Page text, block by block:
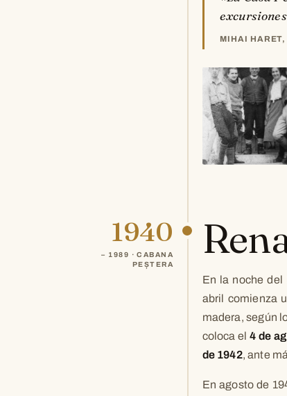
MIHAI
1940
– 1989 · CABANA
PEȘTERA
En la noche del
abril comienza
madera, según
coloca el4 de
de 1942, ante
En agosto de